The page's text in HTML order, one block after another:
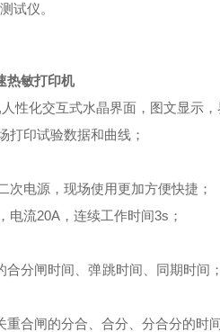
试仪。
热敏打印机
性化交互式水晶界面，图文显示，
印试验数据和曲线；
电源，现场使用更加方便快捷；
流20A，连续工作时间3s；
合分闸时间、弹跳时间、同期时
合闸的分合、合分、分合分的时